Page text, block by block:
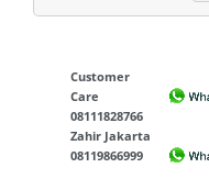
Customer
Care
08111828766
Zahir Jakarta
08119866999